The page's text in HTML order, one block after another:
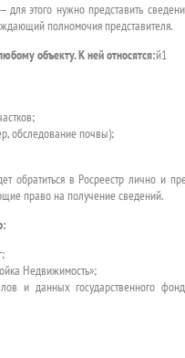
для этого нужно представить
полномочия представителя.
объекту. К ней относятся:й1
обследование почвы);
обратиться в Росреестр лично и
право на получение сведений.
Недвижимость»;
и данных государственного